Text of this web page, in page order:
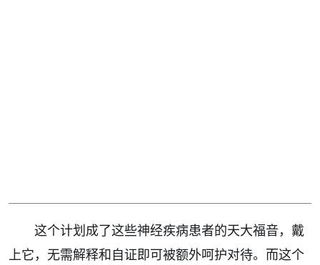
这个计划成了这些神经疾病患者的天大福音，戴
上它，无需解释和自证即可被额外呵护对待。而这个